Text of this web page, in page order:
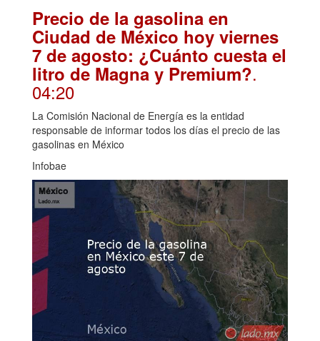
Precio de la gasolina en
Ciudad de México hoy viernes
7 de agosto: ¿Cuánto cuesta el
litro de Magna y Premium?.
04:20
La Comisión Nacional de Energía es la entidad
responsable de informar todos los días el precio de las
gasolinas en México
Infobae